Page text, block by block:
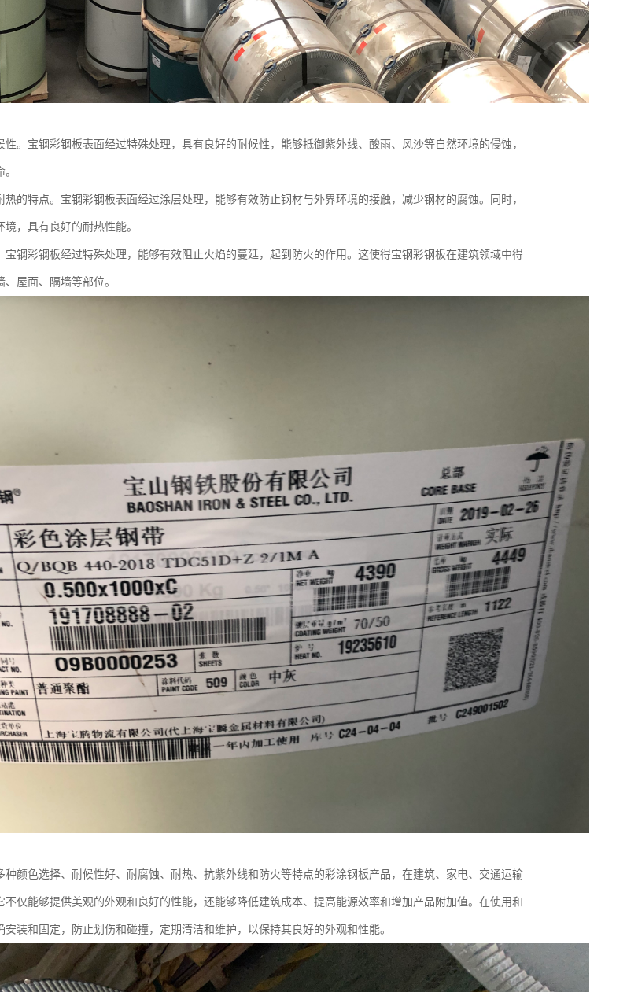
性。宝钢彩钢板表面经过特殊处理，具有良好的耐候性，能够抵御紫外线、酸雨、风沙等自然环境的侵蚀，
热的特点。宝钢彩钢板表面经过涂层处理，能够有效防止钢材与外界环境的接触，减少钢材的腐蚀。同时，
，具有良好的耐热性能。
宝钢彩钢板经过特殊处理，能够有效阻止火焰的蔓延，起到防火的作用。这使得宝钢彩钢板在建筑领域中得
屋面、隔墙等部位。
种颜色选择、耐候性好、耐腐蚀、耐热、抗紫外线和防火等特点的彩涂钢板产品，在建筑、家电、交通运输
不仅能够提供美观的外观和良好的性能，还能够降低建筑成本、提高能源效率和增加产品附加值。在使用和
装和固定，防止划伤和碰撞，定期清洁和维护，以保持其良好的外观和性能。